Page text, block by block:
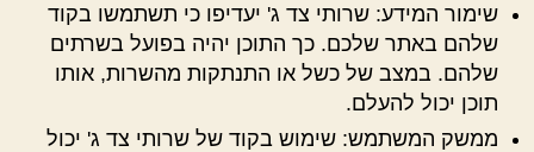
שימור המידע: שרותי צד ג' יעדיפו כי תשתמשו בקוד
שלהם באתר שלכם. כך התוכן יהיה בפועל בשרתים
שלהם. במצב של כשל או התנתקות מהשרות, אותו
תוכן יכול להעלם.
ממשק המשתמש: שימוש בקוד של שרותי צד ג' יכול